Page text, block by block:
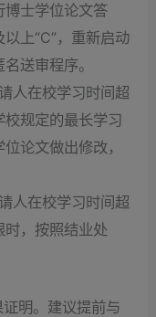
博士学位论文答
上“C”，重新启动
送审程序。
人在校学习时间超
规定的最长学习
论文做出修改，
人在校学习时间超
，按照结业处
明。建议提前与